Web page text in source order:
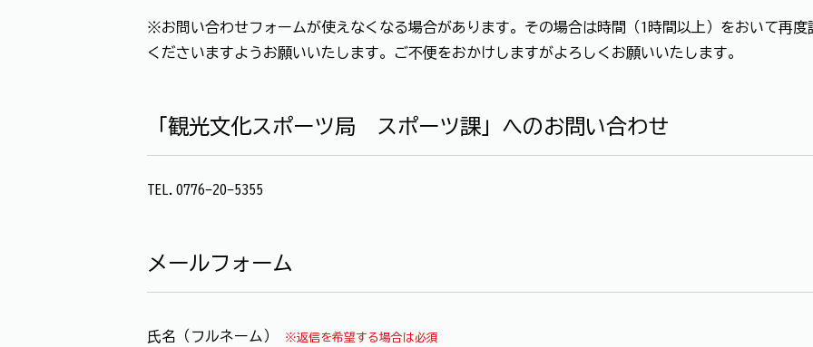
※お問い合わせフォームが使えなくなる場合があります。その場合は時間（1時間以上）をおいて再
くださいますようお願いいたします。ご不便をおかけしますがよろしくお願いいたします。
「観光文化スポーツ局 スポーツ課」へのお問い合わせ
TEL.0776-20-5355
メールフォーム
氏名（フルネーム） ※返信を希望する場合は必須